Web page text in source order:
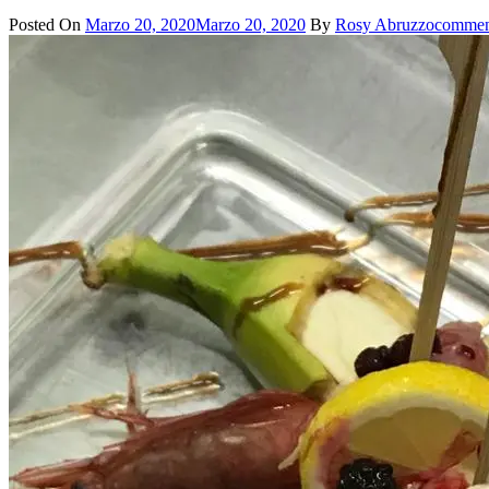
Posted On Marzo 20, 2020Marzo 20, 2020 By Rosy Abruzzo